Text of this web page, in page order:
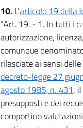
10. L'articolo 19 della
"Art. 19. - 1. In tutti i
autorizzazione,
comunque
rilasciate ai sensi delle
decreto-legge 27
agosto 1985, n. 431,
presupposti e dei
comportino